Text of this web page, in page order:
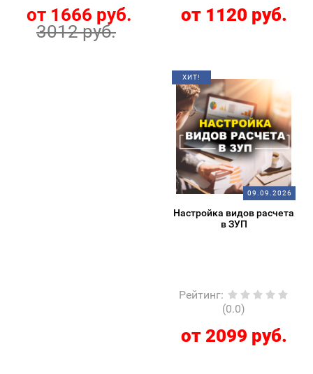
от 1666 руб.
3012 руб.
от 1120 руб.
ХИТ!
09.09.2026
Настройка видов расчета
в ЗУП
Рейтинг:
(0.0)
от 2099 руб.